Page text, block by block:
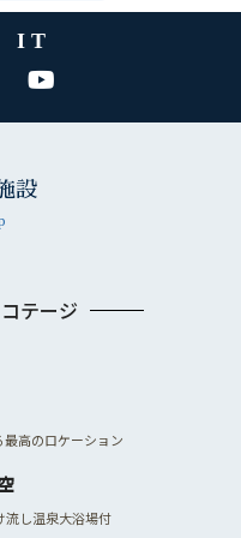
IT
設
テージ
高のロケーション
流し温泉大浴場付